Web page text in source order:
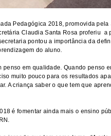
Pedagógica 2018, promovida
Claudia Santa Rosa proferiu a
pontou a importância da
do aluno.
penso em qualidade. Quando penso
muito pouco para os resultados
A criança saber o que tem que
é fomentar ainda mais o ensino